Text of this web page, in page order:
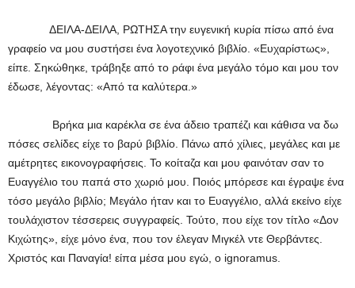
ΔΕΙΛΑ-ΔΕΙΛΑ, ΡΩΤΗΣΑ την ευγενική κυρία πίσω από ένα
γραφείο να μου συστήσει ένα λογοτεχνικό βιβλίο. «Ευχαρίστως»,
είπε. Σηκώθηκε, τράβηξε από το ράφι ένα μεγάλο τόμο και μου τον
έδωσε, λέγοντας: «Από τα καλύτερα.»
Βρήκα μια καρέκλα σε ένα άδειο τραπέζι και κάθισα να δω
πόσες σελίδες είχε το βαρύ βιβλίο. Πάνω από χίλιες, μεγάλες και με
αμέτρητες εικονογραφήσεις. Το κοίταζα και μου φαινόταν σαν το
Ευαγγέλιο του παπά στο χωριό μου. Ποιός μπόρεσε και έγραψε ένα
τόσο μεγάλο βιβλίο; Μεγάλο ήταν και το Ευαγγέλιο, αλλά εκείνο είχε
τουλάχιστον τέσσερεις συγγραφείς. Τούτο, που είχε τον τίτλο «Δον
Κιχώτης», είχε μόνο ένα, που τον έλεγαν Μιγκέλ ντε Θερβάντες.
Χριστός και Παναγία! είπα μέσα μου εγώ, ο ignoramus.